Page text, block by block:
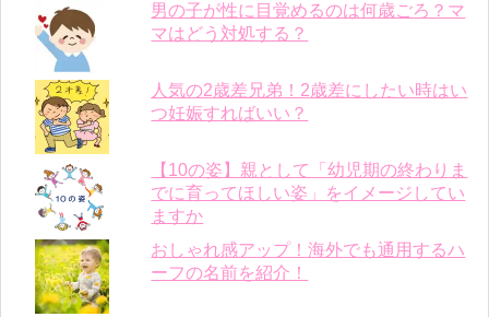
男の子が性に目覚めるのは何歳ごろ？マ
マはどう対処する？
人気の2歳差兄弟！2歳差にしたい時はい
つ妊娠すればいい？
【10の姿】親として「幼児期の終わりま
でに育ってほしい姿」をイメージしてい
ますか
おしゃれ感アップ！海外でも通用するハ
ーフの名前を紹介！